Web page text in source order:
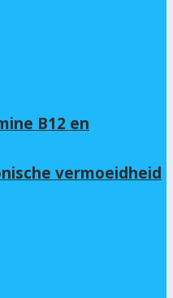
B12 en
vermoeidheid